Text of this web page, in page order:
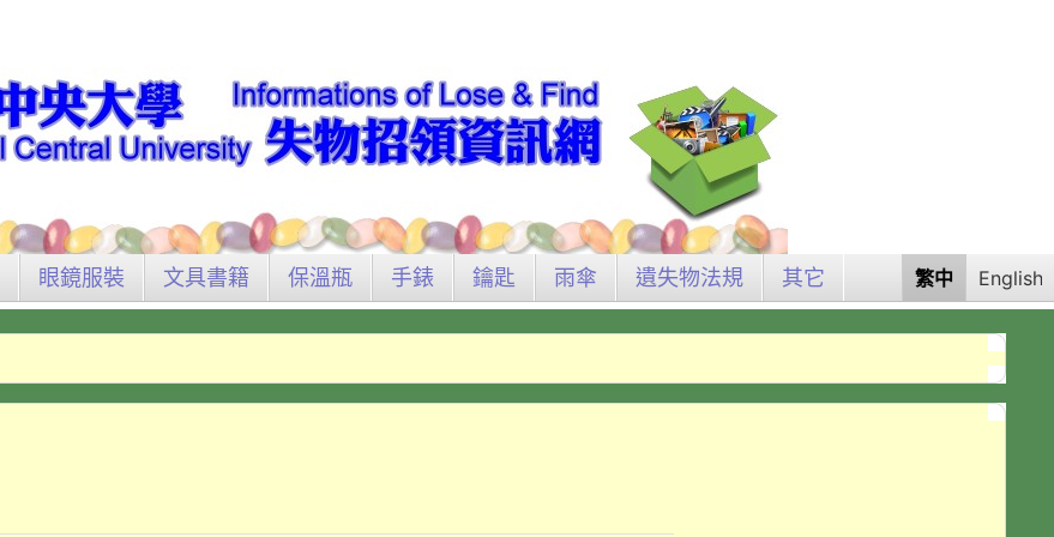
眼鏡服裝 文具書籍 保溫瓶 手錶 鑰匙 雨傘 遺失物法規 其它 繁中 English